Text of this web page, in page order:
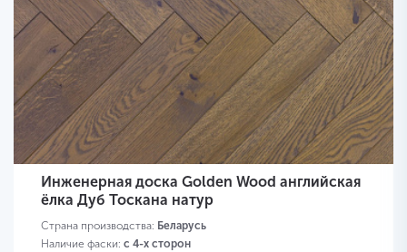
Инженерная доска Golden Wood английская
ёлка Дуб Тоскана натур
Страна производства: Беларусь
Наличие фаски: с 4-х сторон